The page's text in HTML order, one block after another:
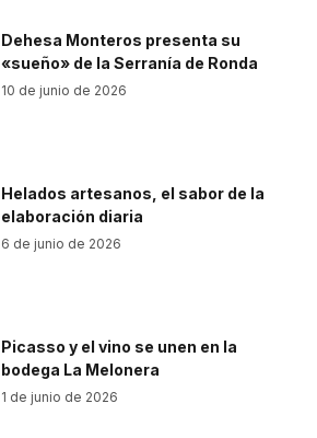
Dehesa Monteros presenta su
«sueño» de la Serranía de Ronda
10 de junio de 2026
Helados artesanos, el sabor de la
elaboración diaria
6 de junio de 2026
Picasso y el vino se unen en la
bodega La Melonera
1 de junio de 2026